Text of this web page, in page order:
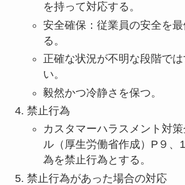
を持って対応する。
安全確保：従業員の安全を最
る。
正確な状況が不明な段階で
い。
毅然かつ冷静さを保つ。
禁止行為
カスタマーハラスメント対
ル（厚生労働省作成）P９、
為を禁止行為とする。
禁止行為があった場合の対応